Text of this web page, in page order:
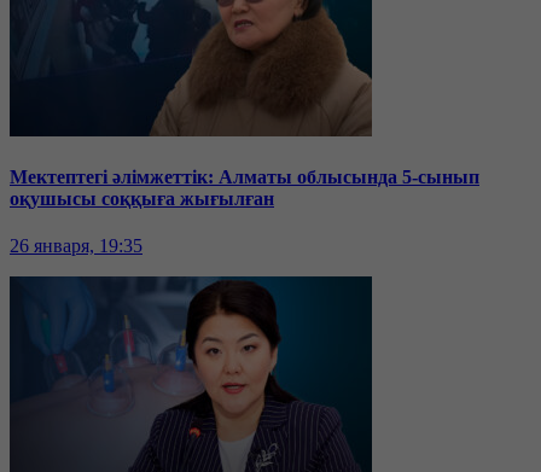
Мектептегі әлімжеттік: Алматы облысында 5-сынып
оқушысы соққыға жығылған
26 января, 19:35